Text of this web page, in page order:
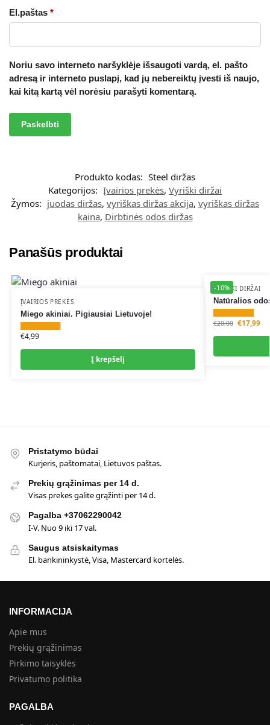
El.paštas *
Noriu savo interneto naršyklėje išsaugoti vardą, el. pašto
adresą ir interneto puslapį, kad jų nebereiktų įvesti iš naujo,
kai kitą kartą vėl norėsiu parašyti komentarą.
r
n
i
e
Produkto kodas: Steel diržas
Kategorijos: Įvairios prekės, Vyriški diržai
Žymos: juodas diržas, vyriškas diržas akcija, vyriškas diržas
kaina, Dirbtinės odos diržas
Panašūs produktai
ĮVAIRIOS PREKĖS
Miego akiniai. Pigiausiai Lietuvoje!
€4,99
Į krepšelį
-10%
VYRIŠKI DIRŽAI
Natūralios
€20,00 €17,99
Pristatymo būdai
Kurjeris, paštomatai, Lietuvos paštas.
Prekių grąžinimas per 14 d.
Visas prekes galite grąžinti per 14 d.
Pagalba +37062290042
I-V. Nuo 9 iki 17 val.
Saugus atsiskaitymas
El. bankininkystė, Visa, Mastercard kortelės.
INFORMACIJA
Apie mus
Prekių grąžinimas
Pirkimo taisyklės
Privatumo politika
PAGALBA